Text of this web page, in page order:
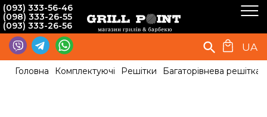
(093) 333-56-46
(098) 333-26-55
(093) 333-26-56
UA
Головна Комплектуючі Решітки Багаторівнева